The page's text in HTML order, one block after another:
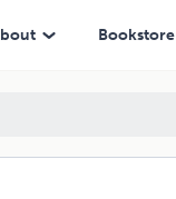
Bookstore